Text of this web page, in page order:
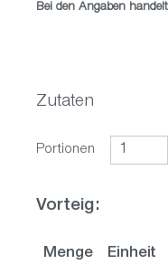
Bei den Angaben
Zutaten
Portionen
Vorteig:
Menge Einheit